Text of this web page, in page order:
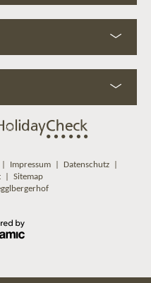
Impressum| Datenschutz|
| Sitemap